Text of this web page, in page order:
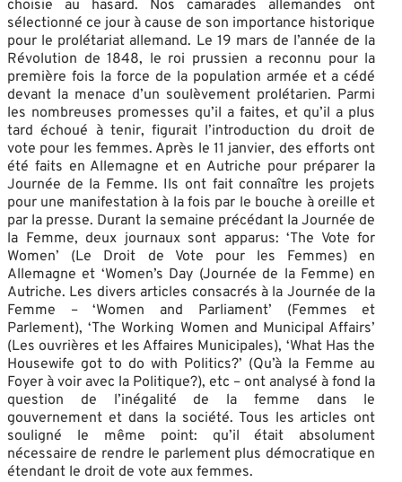
choisie au hasard. Nos camarades allemandes ont
sélectionné ce jour à cause de son importance historique
pour le prolétariat allemand. Le 19 mars de l’année de la
Révolution de 1848, le roi prussien a reconnu pour la
première fois la force de la population armée et a cédé
devant la menace d’un soulèvement prolétarien. Parmi
les nombreuses promesses qu’il a faites, et qu’il a plus
tard échoué à tenir, figurait l’introduction du droit de
vote pour les femmes. Après le 11 janvier, des efforts ont
été faits en Allemagne et en Autriche pour préparer la
Journée de la Femme. Ils ont fait connaître les projets
pour une manifestation à la fois par le bouche à oreille et
par la presse. Durant la semaine précédant la Journée de
la Femme, deux journaux sont apparus: ‘The Vote for
Women’ (Le Droit de Vote pour les Femmes) en
Allemagne et ‘Women’s Day (Journée de la Femme) en
Autriche. Les divers articles consacrés à la Journée de la
Femme – ‘Women and Parliament’ (Femmes et
Parlement), ‘The Working Women and Municipal Affairs’
(Les ouvrières et les Affaires Municipales), ‘What Has the
Housewife got to do with Politics?’ (Qu’à la Femme au
Foyer à voir avec la Politique?), etc – ont analysé à fond la
question de l’inégalité de la femme dans le
gouvernement et dans la société. Tous les articles ont
souligné le même point: qu’il était absolument
nécessaire de rendre le parlement plus démocratique en
étendant le droit de vote aux femmes.